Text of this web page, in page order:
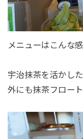
メニューはこんな感
宇治抹茶を活かし
外にも抹茶フロー